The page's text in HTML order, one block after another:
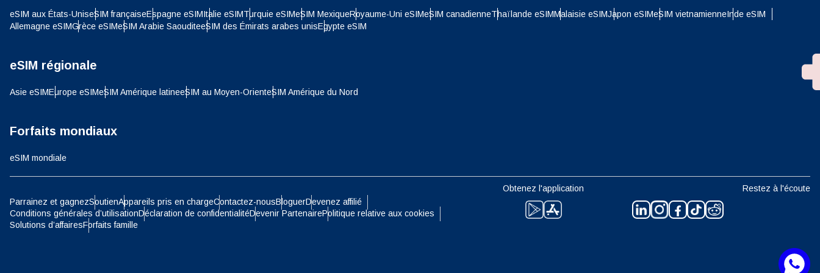
eSIM aux États-UniseSIM françaiseEspagne eSIMItalie eSIMTurquie eSIMeSIM MexiqueRoyaume-Uni eSIMeSIM canadienneThaïlande eSIMMalaisie eSIMJapon eSIMeSIM vietnamienneInde eSIM
Allemagne eSIMGrèce eSIMeSIM Arabie SaouditeeSIM des Émirats arabes unisEgypte eSIM
eSIM régionale
Asie eSIMEurope eSIMeSIM Amérique latineeSIM au Moyen-OrienteSIM Amérique du Nord
Forfaits mondiaux
eSIM mondiale
Parrainez et gagnezSoutienAppareils pris en chargeContactez-nousBloguerDevenez affilié
Conditions générales d’utilisationDéclaration de confidentialitéDevenir PartenairePolitique relative aux cookies
Solutions d’affairesForfaits famille
Obtenez l'application Restez à l'écoute
العربية
Polski Português
Türkçe
SGD - Dollar De Singapour TWD - Nouveau Dollar De Taïwan
CAD - Dollar Canadien